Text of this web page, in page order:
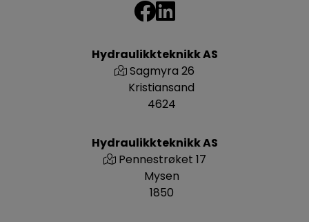
Hydraulikkteknikk AS
Pennestrøket 17
Mysen
1850
Hydraulikkteknikk AS
Sagmyra 26
Kristiansand
4624